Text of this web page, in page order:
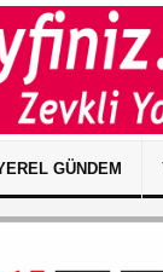
GÜNDEM